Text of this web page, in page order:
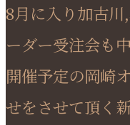
8月に入り加古
ーダー受注会も
開催予定の岡崎
せをさせて頂く